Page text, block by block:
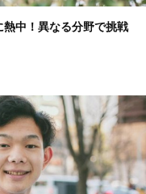
中！異なる分野で挑戦